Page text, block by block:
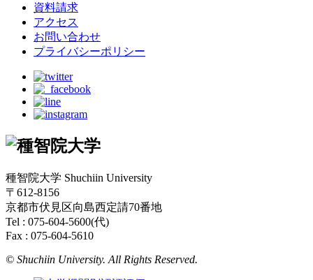
資料請求
アクセス
お問い合わせ
プライバシーポリシー
種智院大学 Shuchiin University
〒612-8156
京都市伏見区向島西定請70番地
Tel : 075-604-5600(代)
Fax : 075-604-5610
© Shuchiin University. All Rights Reserved.